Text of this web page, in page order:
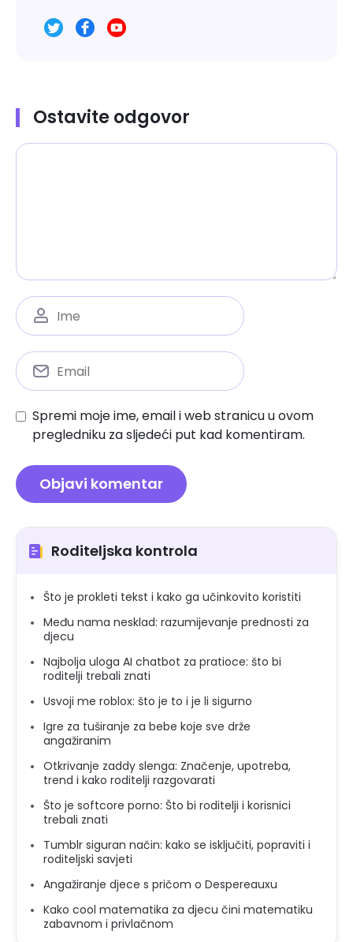
Ostavite odgovor
Spremi moje ime, email i web stranicu u ovom
pregledniku za sljedeći put kad komentiram.
Roditeljska kontrola
Što je prokleti tekst i kako ga učinkovito koristiti
Među nama nesklad: razumijevanje prednosti za
djecu
Najbolja uloga AI chatbot za pratioce: što bi
roditelji trebali znati
Usvoji me roblox: što je to i je li sigurno
Igre za tuširanje za bebe koje sve drže
angažiranim
Otkrivanje zaddy slenga: Značenje, upotreba,
trend i kako roditelji razgovarati
Što je softcore porno: Što bi roditelji i korisnici
trebali znati
Tumblr siguran način: kako se isključiti, popraviti i
roditeljski savjeti
Angažiranje djece s pričom o Despereauxu
Kako cool matematika za djecu čini matematiku
zabavnom i privlačnom